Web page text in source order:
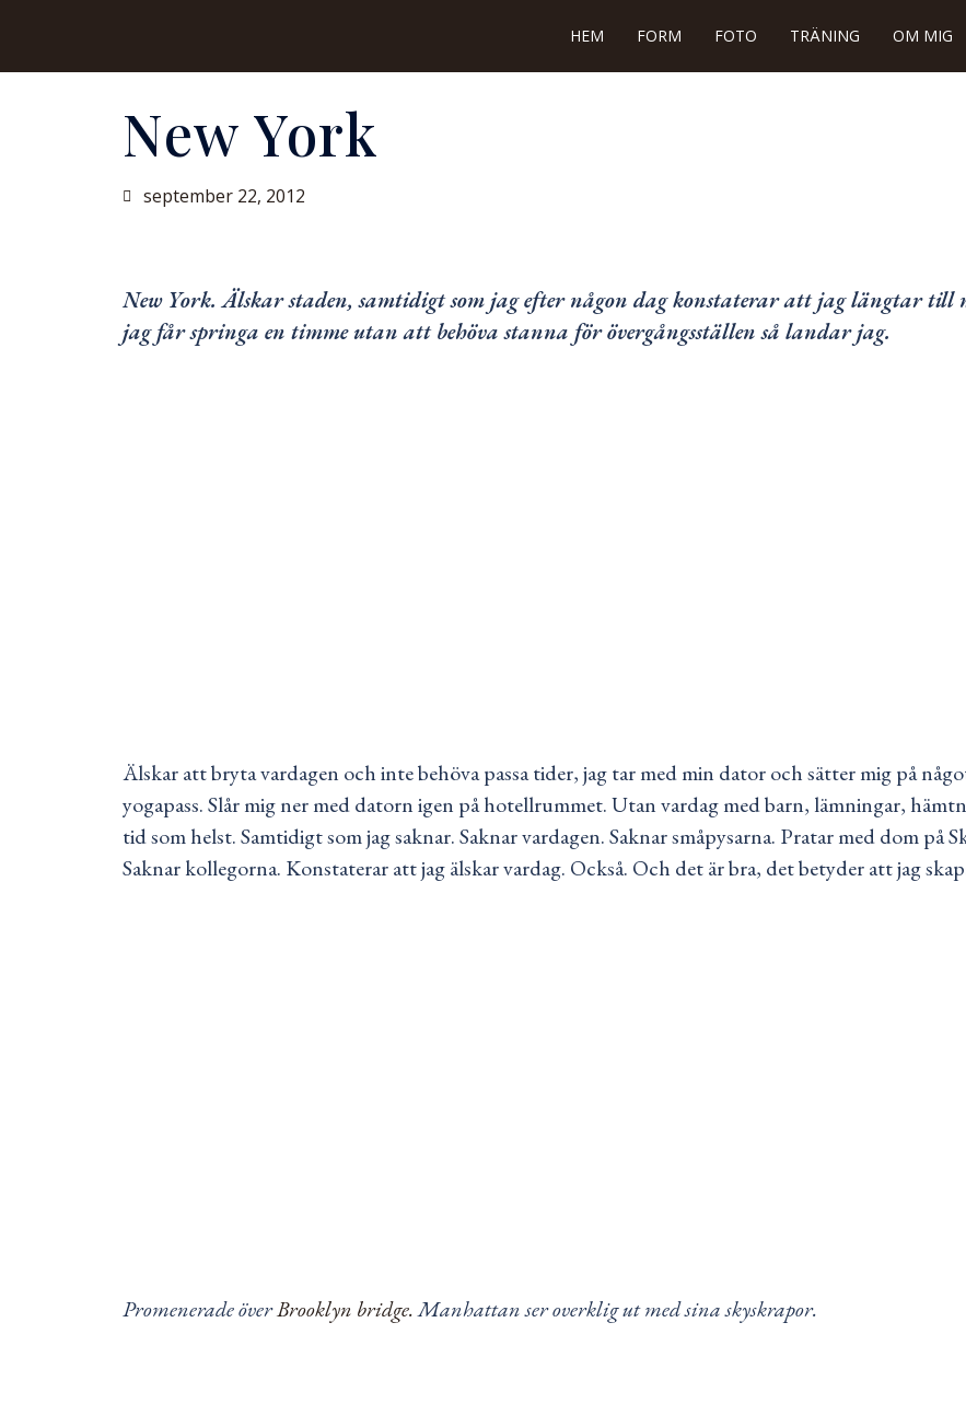
HEM FORM FOTO TRÄNING OM MIG
New York
september 22, 2012
New York. Älskar staden, samtidigt som jag efter någon dag konstaterar att jag längtar
jag får springa en timme utan att behöva stanna för övergångsställen så landar jag.
Älskar att bryta vardagen och inte behöva passa tider, jag tar med min dator och sätter mig på
yogapass. Slår mig ner med datorn igen på hotellrummet. Utan vardag med barn, lämningar,
tid som helst. Samtidigt som jag saknar. Saknar vardagen. Saknar småpysarna. Pratar med dom på
Saknar kollegorna. Konstaterar att jag älskar vardag. Också. Och det är bra, det betyder att jag
Promenerade överBrooklyn bridge.Manhattan ser overklig ut med sina skyskrapor.